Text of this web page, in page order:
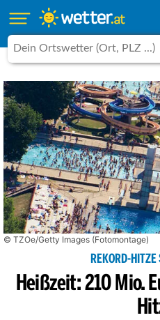
© TZOe/Getty Images (Fotomontage)
REKORD-
Heißzeit: 210 Mio.